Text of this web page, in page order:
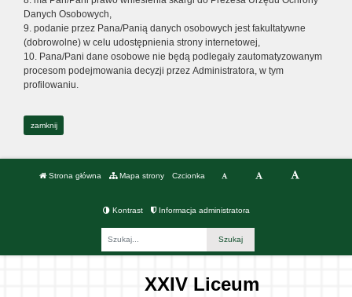
Danych Osobowych,
9. podanie przez Pana/Panią danych osobowych jest fakultatywne
(dobrowolne) w celu udostępnienia strony internetowej,
10. Pana/Pani dane osobowe nie będą podlegały zautomatyzowanym
procesom podejmowania decyzji przez Administratora, w tym
profilowaniu.
zamknij
Strona główna Mapa strony Czcionka
Kontrast Informacja administratora
XXIV Liceum